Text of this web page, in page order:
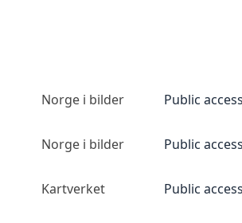
Norge i bilder Public access
Norge i bilder Public access
Kartverket Public access